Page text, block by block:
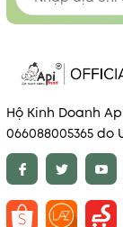
Hộ Kinh Doanh
066088005365 do